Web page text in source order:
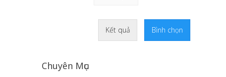
Kết quả Bình chọn
Chuyên Mục